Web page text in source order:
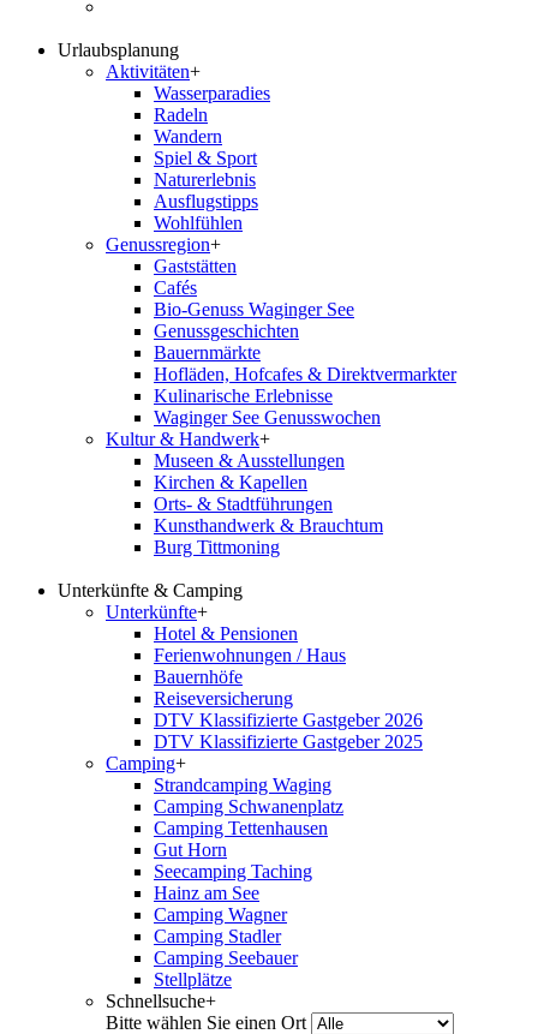
Urlaubsplanung
Aktivitäten+
Wasserparadies
Radeln
Wandern
Spiel & Sport
Naturerlebnis
Ausflugstipps
Wohlfühlen
Genussregion+
Gaststätten
Cafés
Bio-Genuss Waginger See
Genussgeschichten
Bauernmärkte
Hofläden, Hofcafes & Direktvermarkter
Kulinarische Erlebnisse
Waginger See Genusswochen
Kultur & Handwerk+
Museen & Ausstellungen
Kirchen & Kapellen
Orts- & Stadtführungen
Kunsthandwerk & Brauchtum
Burg Tittmoning
Unterkünfte & Camping
Unterkünfte+
Hotel & Pensionen
Ferienwohnungen / Haus
Bauernhöfe
Reiseversicherung
DTV Klassifizierte Gastgeber 2026
DTV Klassifizierte Gastgeber 2025
Camping+
Strandcamping Waging
Camping Schwanenplatz
Camping Tettenhausen
Gut Horn
Seecamping Taching
Hainz am See
Camping Wagner
Camping Stadler
Camping Seebauer
Stellplätze
Schnellsuche+
Bitte wählen Sie einen Ort